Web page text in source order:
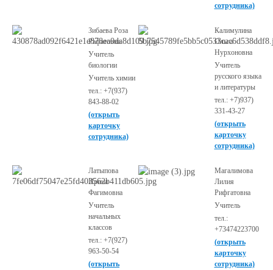
сотрудника)
Зибаева Роза
Рафатовна
Учитель
биологии
Учитель химии
тел.: +7(937)
843-88-02
(открыть
карточку
сотрудника)
Калимулина
Ольга
Нурхоновна
Учитель
русского языка
и литературы
тел.: +7)937)
331-43-27
(открыть
карточку
сотрудника)
Латыпова
Ирина
Фагимовна
Учитель
начальных
классов
тел.: +7(927)
963-50-54
(открыть
Магалимова
Лилия
Рифгатовна
Учитель
тел.:
+73474223700
(открыть
карточку
сотрудника)